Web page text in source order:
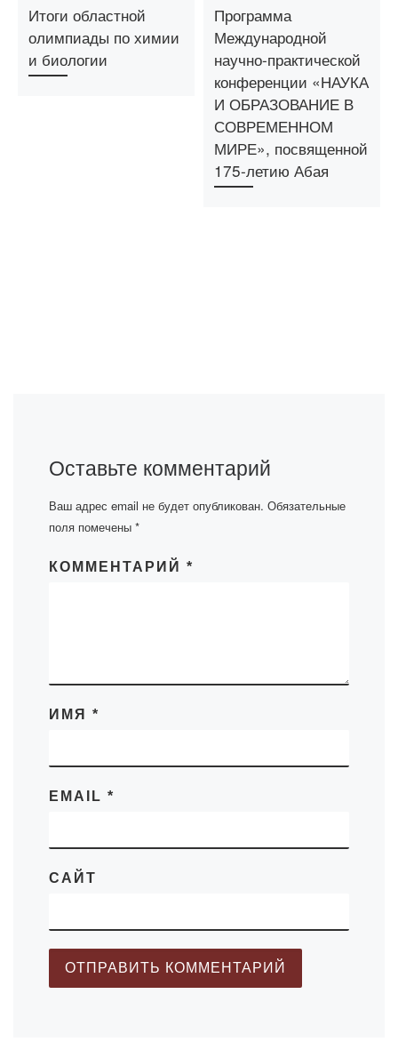
Итоги областной
олимпиады по химии
и биологии
Программа
Международной
научно-практической
конференции «НАУКА
И ОБРАЗОВАНИЕ В
СОВРЕМЕННОМ
МИРЕ», посвященной
175-летию Абая
Оставьте комментарий
Ваш адрес email не будет опубликован. Обязательные
поля помечены *
КОММЕНТАРИЙ *
ИМЯ *
EMAIL *
САЙТ